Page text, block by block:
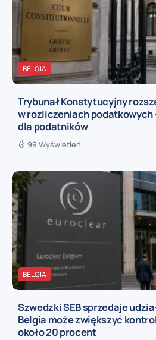
BELGIA
Trybunał Konstytucyjny
w rozliczeniach podatkowych
dla podatników
99 Wyświetleń
BELGIA
Szwedzki SEB sprzedaje
Belgia może zwiększyć
około 20 procent